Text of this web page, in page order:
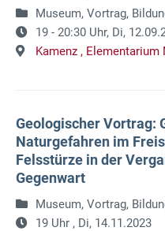
Museum, Vortrag,
19 - 20:30 Uhr, Di,
Kamenz , Elementarium
Geologischer Vortrag:
Naturgefahren im
Felsstürze in der
Gegenwart
Museum, Vortrag,
19 Uhr , Di, 14.11.2023